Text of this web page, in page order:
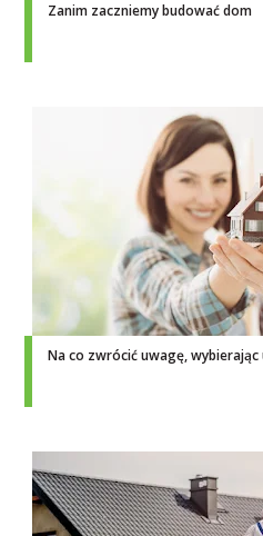
Zanim zaczniemy budować dom
Na co zwrócić uwagę, wybierając